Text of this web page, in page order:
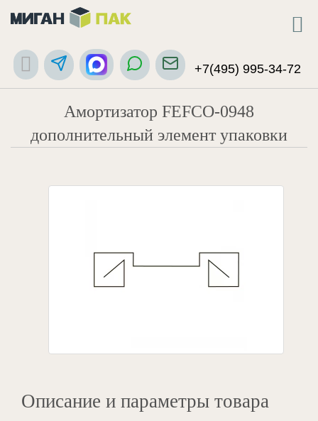
+7(495) 995-34-72
Амортизатор FEFCO-0948
дополнительный элемент упаковки
Описание и параметры товара